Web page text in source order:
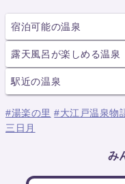
宿泊可能の温泉
露天風呂が楽しめる温泉
駅近の温泉
#湯楽の里 #大江戸温泉物
三日月
み